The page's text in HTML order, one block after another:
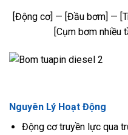
[Động cơ] — [Đầu bơm] —
[Cụm bơm nhiều
Nguyên Lý Hoạt Động
Động cơ truyền lực qua